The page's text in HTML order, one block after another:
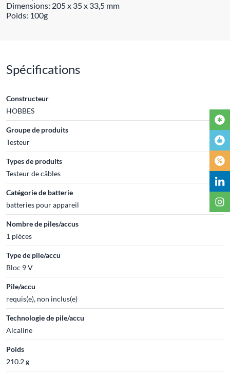
Dimensions: 205 x 35 x 33,5 mm
Poids: 100g
Spécifications
Constructeur
HOBBES
Groupe de produits
Testeur
Types de produits
Testeur de câbles
Catégorie de batterie
batteries pour appareil
Nombre de piles/accus
1 pièces
Type de pile/accu
Bloc 9 V
Pile/accu
requis(e), non inclus(e)
Technologie de pile/accu
Alcaline
Poids
210.2 g